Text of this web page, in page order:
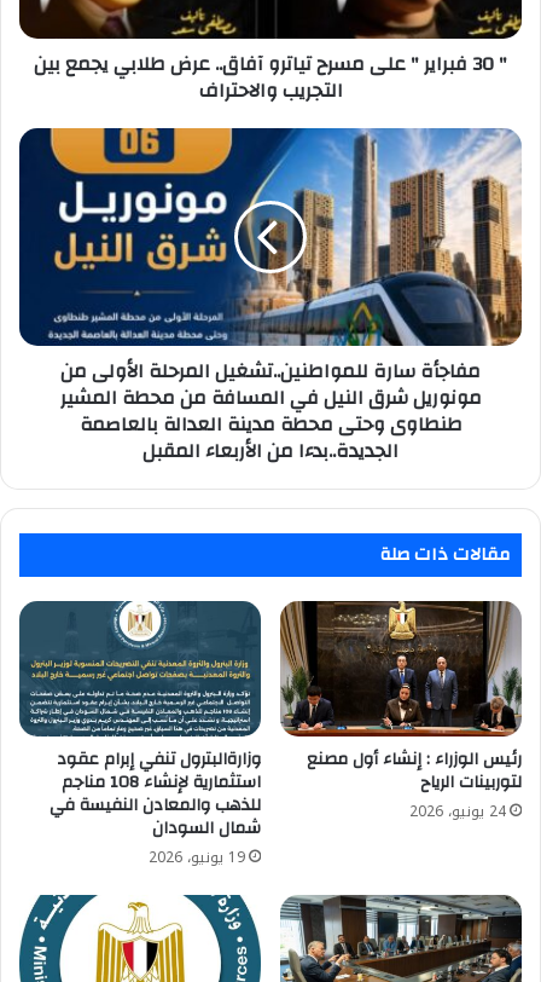
آفاق..
عرض
طلابي
التجريب
والاحتراف
" 30 فبراير " على مسرح تياترو آفاق.. عرض طلابي يجمع بين
التجريب والاحتراف
مفاجأة
سارة
للمواطنين..تشغيل
المرحلة
الأولى
من
مونوريل
شرق
النيل
المسافة
طنطاوى
محطة
مدينة
العدالة
بالعاصمة
الجديدة..بدءا
من
الأربعاء
المقبل
مفاجأة سارة للمواطنين..تشغيل المرحلة الأولى من
مونوريل شرق النيل في المسافة من محطة المشير
طنطاوى وحتى محطة مدينة العدالة بالعاصمة
الجديدة..بدءا من الأربعاء المقبل
مقالات ذات صلة
رئيس الوزراء : إنشاء أول مصنع
لتوربينات الرياح
24 يونيو، 2026
وزارةالبترول تنفي إبرام عقود
استثمارية لإنشاء 108 مناجم
للذهب والمعادن النفيسة في
شمال السودان
19 يونيو، 2026